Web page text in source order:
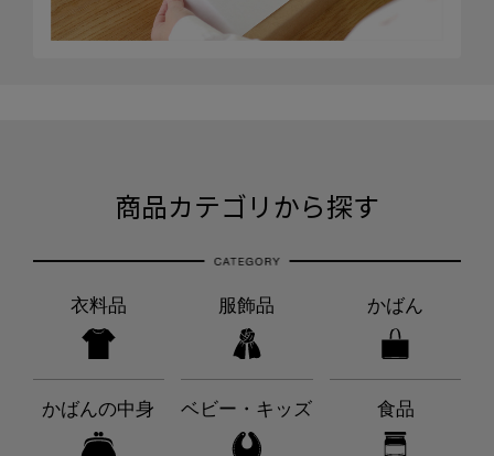
商品カテゴリから探す
衣料品 服飾品 かばん
かばんの中身 ベビー・キッズ 食品